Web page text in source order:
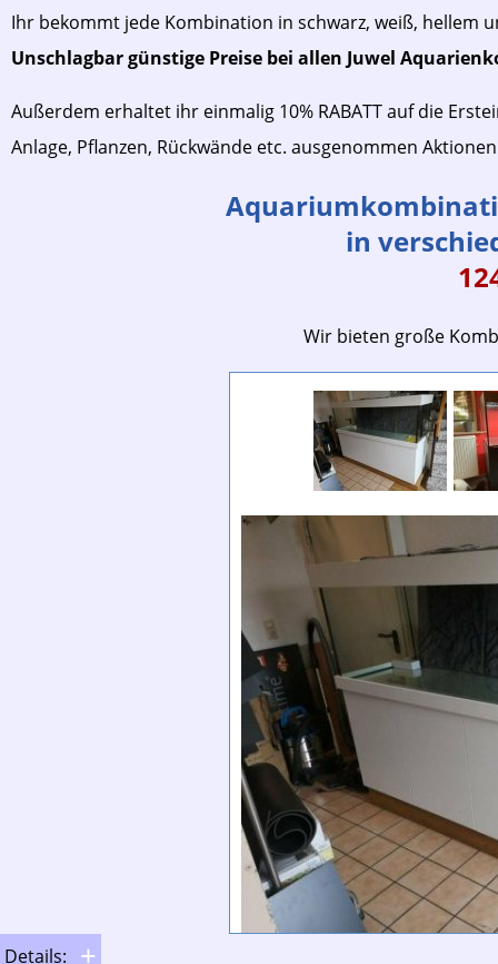
Ihr bekommt jede Kombination in schwarz, weiß, hellem
Unschlagbar günstige Preise bei allen Juwel
Außerdem erhaltet ihr einmalig 10% RABATT auf die
Anlage, Pflanzen, Rückwände etc. ausgenommen
in
Wir bieten große
Details: